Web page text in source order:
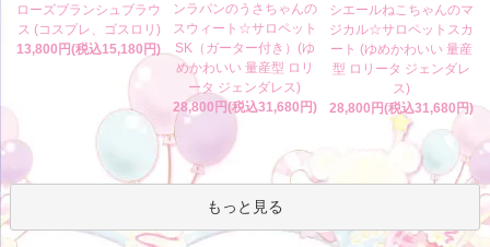
ローズブランシュブラウ
ス (コスプレ、ゴスロリ)
13,800円(税込15,180円)
ンラパンのうさちゃんの
スウィート☆サロペット
SK（ガーター付き）(ゆ
めかわいい 量産型 ロリ
ータ ジェンダレス)
28,800円(税込31,680円)
シエールねこちゃんのマ
ジカル☆サロペットスカ
ート (ゆめかわいい 量産
型 ロリータ ジェンダレ
ス)
28,800円(税込31,680円)
もっと見る